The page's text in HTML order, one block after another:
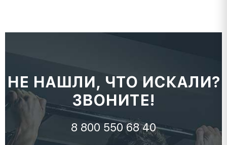
НЕ НАШЛИ, ЧТО ИСКАЛИ?
ЗВОНИТЕ!
8 800 550 68 40